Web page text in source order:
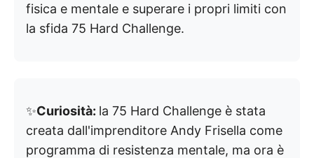
fisica e mentale e superare i propri limiti con
la sfida 75 Hard Challenge.
✨Curiosità: la 75 Hard Challenge è stata
creata dall'imprenditore Andy Frisella come
programma di resistenza mentale, ma ora è